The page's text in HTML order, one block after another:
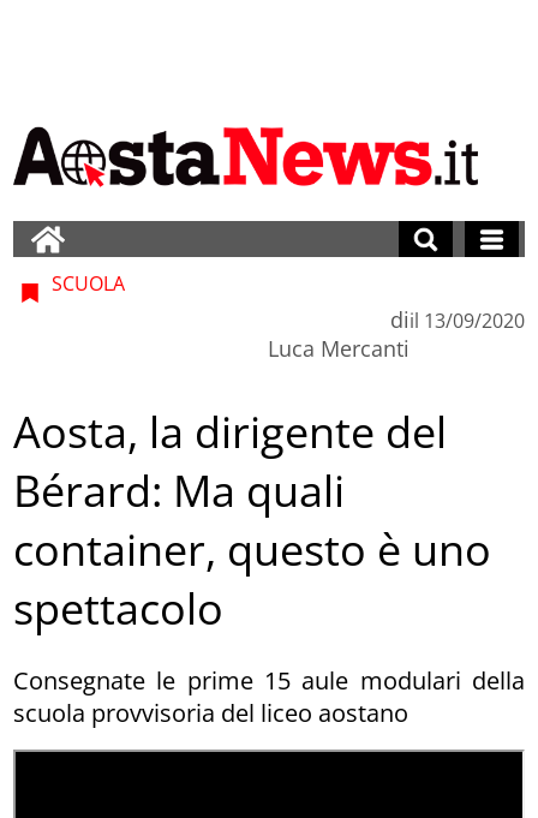
SCUOLA
di
Luca Mercanti
il 13/09/2020
Aosta, la dirigente del
Bérard: Ma quali
container, questo è uno
spettacolo
Consegnate le prime 15 aule modulari della
scuola provvisoria del liceo aostano